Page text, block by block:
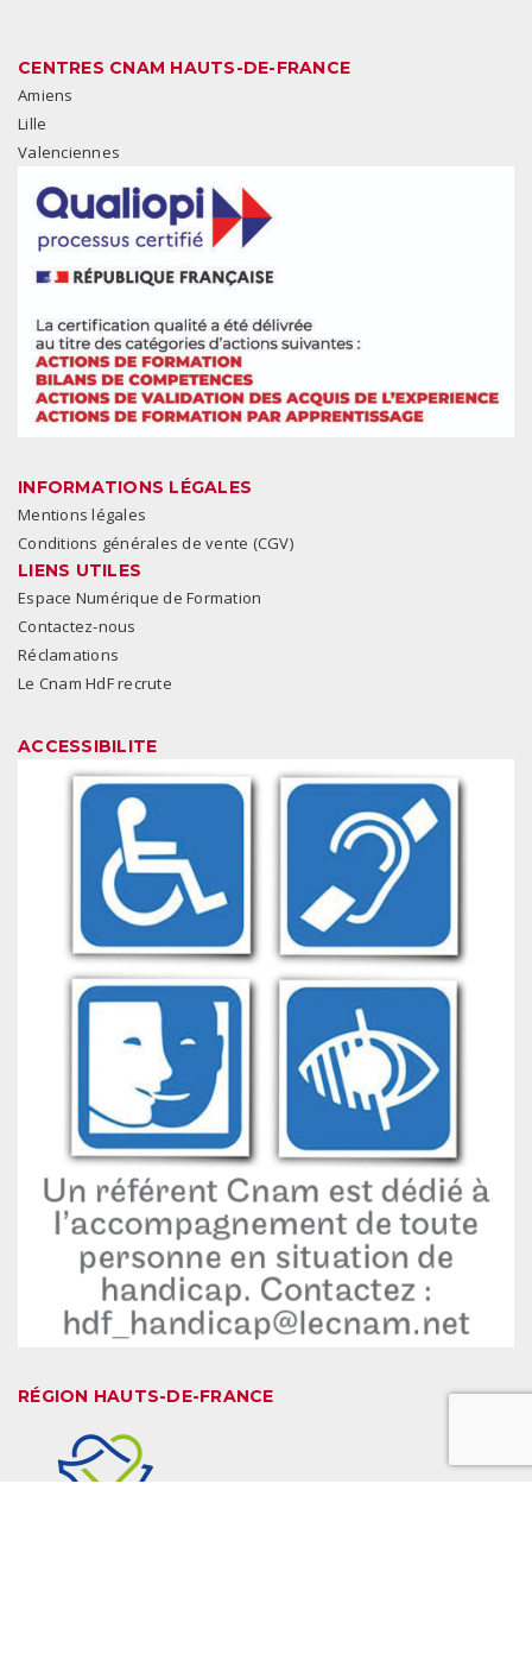
CENTRES CNAM HAUTS-DE-FRANCE
Amiens
Lille
Valenciennes
INFORMATIONS LÉGALES
Mentions légales
Conditions générales de vente (CGV)
LIENS UTILES
Espace Numérique de Formation
Contactez-nous
Réclamations
Le Cnam HdF recrute
ACCESSIBILITE
RÉGION HAUTS-DE-FRANCE